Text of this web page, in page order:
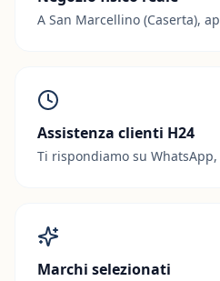
A San Marcellino (Caserta),
Assistenza clienti H24
Ti rispondiamo su
Marchi selezionati